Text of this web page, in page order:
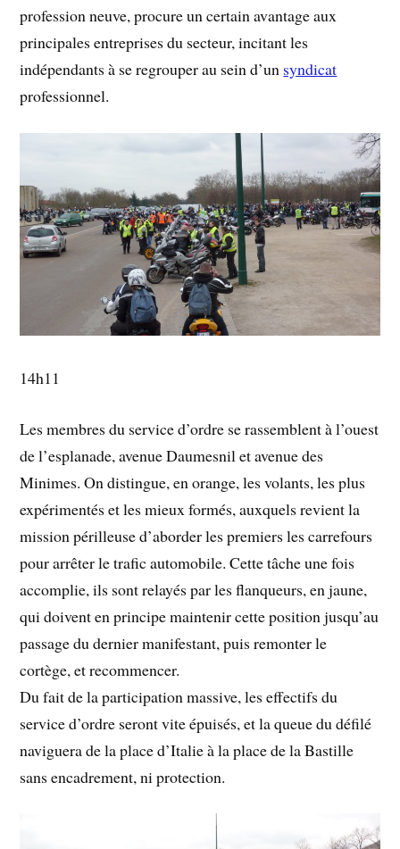
profession neuve, procure un certain avantage aux
principales entreprises du secteur, incitant les
indépendants à se regrouper au sein d’un syndicat
professionnel.
14h11
Les membres du service d’ordre se rassemblent à l’ouest
de l’esplanade, avenue Daumesnil et avenue des
Minimes. On distingue, en orange, les volants, les plus
expérimentés et les mieux formés, auxquels revient la
mission périlleuse d’aborder les premiers les carrefours
pour arrêter le trafic automobile. Cette tâche une fois
accomplie, ils sont relayés par les flanqueurs, en jaune,
qui doivent en principe maintenir cette position jusqu’au
passage du dernier manifestant, puis remonter le
cortège, et recommencer.
Du fait de la participation massive, les effectifs du
service d’ordre seront vite épuisés, et la queue du défilé
naviguera de la place d’Italie à la place de la Bastille
sans encadrement, ni protection.